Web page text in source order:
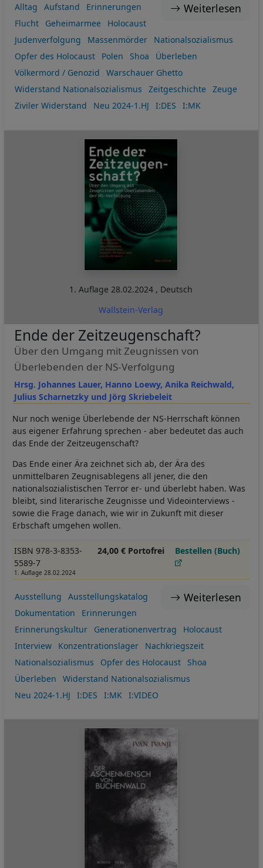
Weiterlesen
Alltag Aufstand
Erinnerungen
Flucht
Geheimarmee
Holocaust
Judenverfolgung
Massenmörder
Nationalsozialismus
Opfer des Holocaust
Polen Shoa
Überleben
Völkermord / Genozid
Warschauer Ghetto
Widerstand Nationalsozialismus
Zeitgeschichte
Zeuge
Ziviler Widerstand
Neu 2024-1.HJ I:DES I:MK
1. Auflage28.02.2024 , Deutsch
Wallstein-Verlag
Hrsg. Johannes Lauer, Hanno Loewy, Anika Reichwald,
Julius Scharnetzky und Jörg Skriebeleit
Ende der Zeitzeugenschaft?
Über den Umgang mit Zeugnissen von
Überlebenden der NS-Verfolgung
Nur noch wenige Überlebende der NS-Herrschaft können
aus eigener Erfahrung sprechen - aber bedeutet das auch
das Ende der Zeitzeugenschaft?
Das Ende einer Ära zeichnet sich ab, der Ära des
unmittelbaren Zeugnisablegens all jener, die den
nationalsozialistischen Terror er- und überlebt haben. Was
bleibt, sind literarische Zeugnisse und Videointerviews -
sowie die Frage danach, wie wir in Zukunft mit dieser
Erbschaft umgehen wollen.
ISBN 978-3-8353-
5589-7
1. Auflage 28.02.2024
24,00 € Portofrei Bestellen (Buch)
Weiterlesen
Ausstellung
Ausstellungskatalog
Dokumentation
Erinnerungen
Erinnerungskultur
Generationenvertrag
Holocaust
Interview
Konzentrationslager
Nachkriegszeit
Nationalsozialismus
Opfer des Holocaust
Shoa
Überleben
Widerstand Nationalsozialismus
Neu 2024-1.HJ
I:DES I:MK I:VIDEO